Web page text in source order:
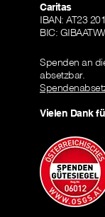
Caritas
IBAN: AT23
BIC:
Spenden an
absetzbar.
Vielen Dank